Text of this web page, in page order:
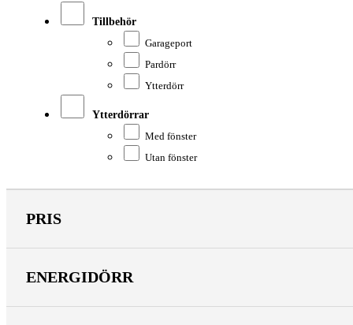
Tillbehör
Garageport
Pardörr
Ytterdörr
Ytterdörrar
Med fönster
Utan fönster
PRIS
ENERGIDÖRR